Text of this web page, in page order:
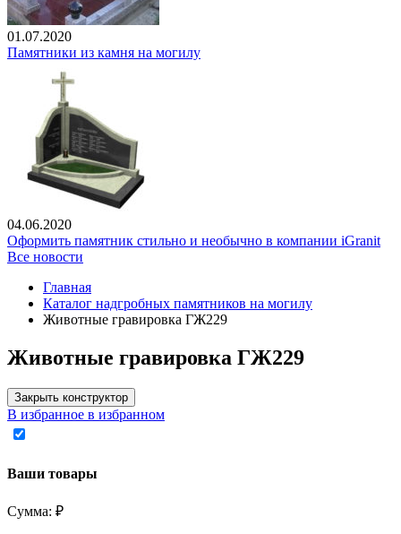
01.07.2020
Памятники из камня на могилу
04.06.2020
Оформить памятник стильно и необычно в компании iGranit
Все новости
Главная
Каталог надгробных памятников на могилу
Животные гравировка ГЖ229
Животные гравировка ГЖ229
Закрыть конструктор
В избранное в избранном
Ваши товары
Сумма: ₽